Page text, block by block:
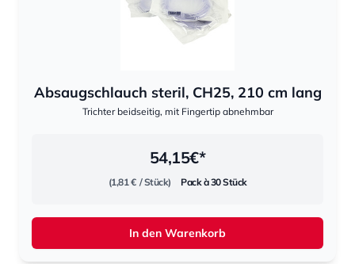
Absaugschlauch steril, CH25, 210 cm lang
Trichter beidseitig, mit Fingertip abnehmbar
54,15€*
(1,81 € / Stück) Pack à 30 Stück
In den Warenkorb